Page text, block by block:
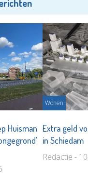
Huisman
Wonen
Extra geld
in Schiedam
Redactie -